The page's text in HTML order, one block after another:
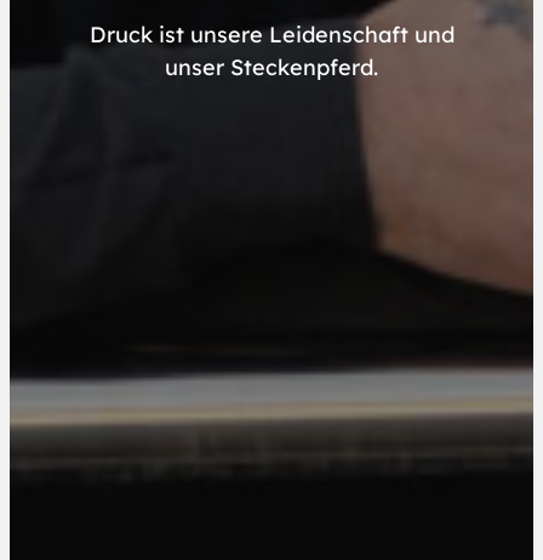
Druck ist unsere Leidenschaft und
unser Steckenpferd.